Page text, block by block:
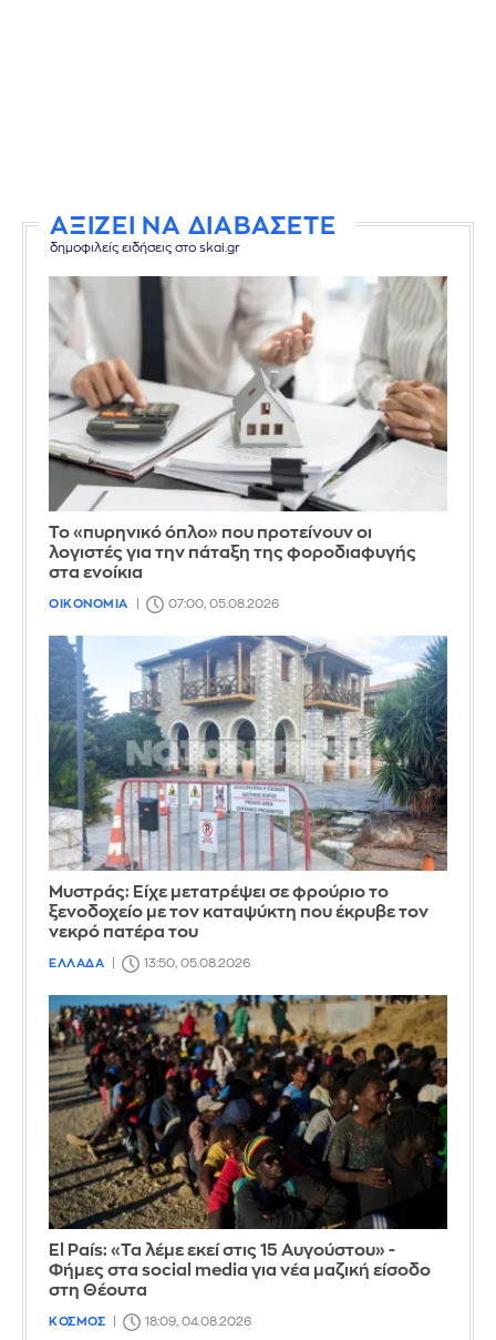
ΑΞΙΖΕΙ ΝΑ ΔΙΑΒΑΣΕΤΕ
δημοφιλείς ειδήσεις στο skai.gr
Το «πυρηνικό όπλο» που προτείνουν οι
λογιστές για την πάταξη της φοροδιαφυγής
στα ενοίκια
ΟΙΚΟΝΟΜΙΑ 07:00, 05.08.2026
Mυστράς: Είχε μετατρέψει σε φρούριο το
ξενοδοχείο με τον καταψύκτη που έκρυβε τον
νεκρό πατέρα του
ΕΛΛΑΔΑ 13:50, 05.08.2026
El País: «Τα λέμε εκεί στις 15 Αυγούστου» -
Φήμες στα social media για νέα μαζική είσοδο
στη Θέουτα
ΚΟΣΜΟΣ 18:09, 04.08.2026